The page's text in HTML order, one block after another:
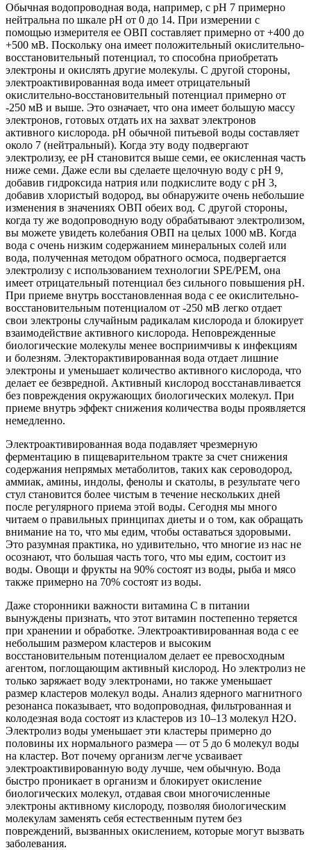
Обычная водопроводная вода, например, с pH 7 примерно
нейтральна по шкале pH от 0 до 14. При измерении с
помощью измерителя ее ОВП составляет примерно от +400 до
+500 мВ. Поскольку она имеет положительный окислительно-
восстановительный потенциал, то способна приобретать
электроны и окислять другие молекулы. С другой стороны,
электроактивированная вода имеет отрицательный
окислительно-восстановительный потенциал примерно от
-250 мВ и выше. Это означает, что она имеет большую массу
электронов, готовых отдать их на захват электронов
активного кислорода. pH обычной питьевой воды составляет
около 7 (нейтральный). Когда эту воду подвергают
электролизу, ее pH становится выше семи, ее окисленная часть
ниже семи. Даже если вы сделаете щелочную воду с pH 9,
добавив гидроксида натрия или подкислите воду с pH 3,
добавив хлористый водород, вы обнаружите очень небольшие
изменения в значениях ОВП обеих вод. С другой стороны,
когда ту же водопроводную воду обрабатывают электролизом,
вы можете увидеть колебания ОВП на целых 1000 мВ. Когда
вода с очень низким содержанием минеральных солей или
вода, полученная методом обратного осмоса, подвергается
электролизу с использованием технологии SPE/PEM, она
имеет отрицательный потенциал без сильного повышения pH.
При приеме внутрь восстановленная вода с ее окислительно-
восстановительным потенциалом от -250 мВ легко отдает
свои электроны случайным радикалам кислорода и блокирует
взаимодействие активного кислорода. Неповрежденные
биологические молекулы менее восприимчивы к инфекциям
и болезням. Электорактивированная вода отдает лишние
электроны и уменьшает количество активного кислорода, что
делает ее безвредной. Активный кислород восстанавливается
без повреждения окружающих биологических молекул. При
приеме внутрь эффект снижения количества воды проявляется
немедленно.
Электроактивированная вода подавляет чрезмерную
ферментацию в пищеварительном тракте за счет снижения
содержания непрямых метаболитов, таких как сероводород,
аммиак, амины, индолы, фенолы и скатолы, в результате чего
стул становится более чистым в течение нескольких дней
после регулярного приема этой воды. Сегодня мы много
читаем о правильных принципах диеты и о том, как обращать
внимание на то, что мы едим, чтобы оставаться здоровыми.
Это разумная практика, но удивительно, что многие из нас не
осознают, что большая часть того, что мы едим, состоит из
воды. Овощи и фрукты на 90% состоят из воды, рыба и мясо
также примерно на 70% состоят из воды.
Даже сторонники важности витамина С в питании
вынуждены признать, что этот витамин постепенно теряется
при хранении и обработке. Электроактивированная вода с ее
небольшим размером кластеров и высоким
восстановительным потенциалом делает ее превосходным
агентом, поглощающим активный кислород. Но электролиз не
только заряжает воду электронами, но также уменьшает
размер кластеров молекул воды. Анализ ядерного магнитного
резонанса показывает, что водопроводная, фильтрованная и
колодезная вода состоят из кластеров из 10–13 молекул H2O.
Электролиз воды уменьшает эти кластеры примерно до
половины их нормального размера — от 5 до 6 молекул воды
на кластер. Вот почему организм легче усваивает
электроактивированную воду лучше, чем обычную. Вода
быстро проникает в организм и блокирует окисление
биологических молекул, отдавая свои многочисленные
электроны активному кислороду, позволяя биологическим
молекулам заменять себя естественным путем без
повреждений, вызванных окислением, которые могут вызвать
заболевания.